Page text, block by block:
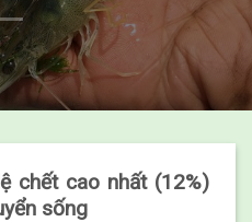
chết cao nhất (12%)
sống